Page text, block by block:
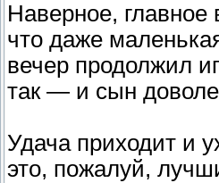
Наверное, главное
что даже
вечер продолжил
так — и сын
Удача приходит и
это, пожалуй,